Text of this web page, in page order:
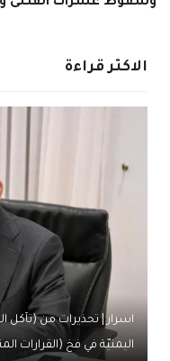
وسقوط عشرات القتلى
الاكثر قراءة
اسرار | تحذيرات من (تآكل
اليمنيّة في فخ (القرارات